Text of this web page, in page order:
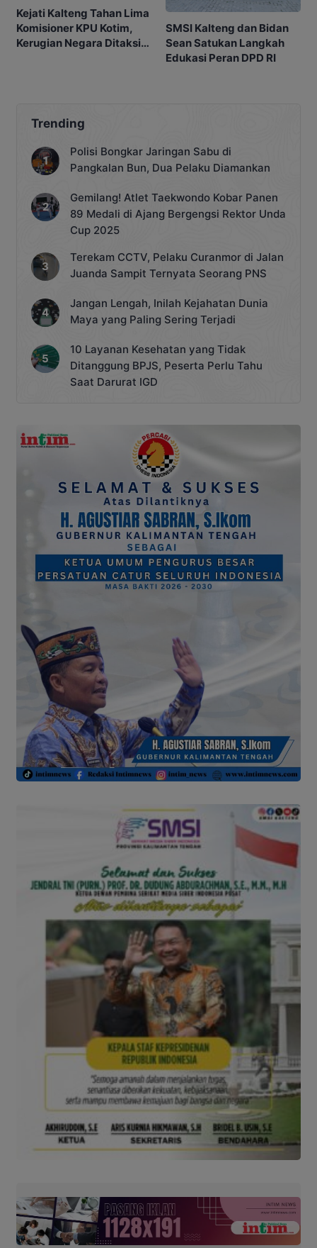
Kejati Kalteng Tahan Lima
Komisioner KPU Kotim,
Kerugian Negara Ditaksir
SMSI Kalteng dan Bidan
Sean Satukan Langkah
Edukasi Peran DPD RI
Trending
Polisi Bongkar Jaringan Sabu di
Pangkalan Bun, Dua Pelaku Diamankan
Gemilang! Atlet Taekwondo Kobar Panen
89 Medali di Ajang Bergengsi Rektor Unda
Cup 2025
Terekam CCTV, Pelaku Curanmor di Jalan
Juanda Sampit Ternyata Seorang PNS
Jangan Lengah, Inilah Kejahatan Dunia
Maya yang Paling Sering Terjadi
10 Layanan Kesehatan yang Tidak
Ditanggung BPJS, Peserta Perlu Tahu
Saat Darurat IGD